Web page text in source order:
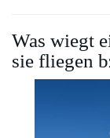
Was wiegt
sie fliegen